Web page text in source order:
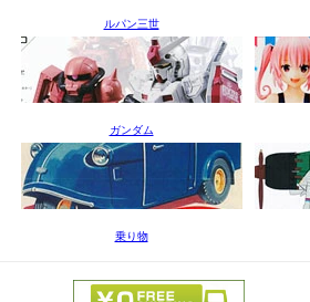
ルパン三世
ガンダム
乗り物